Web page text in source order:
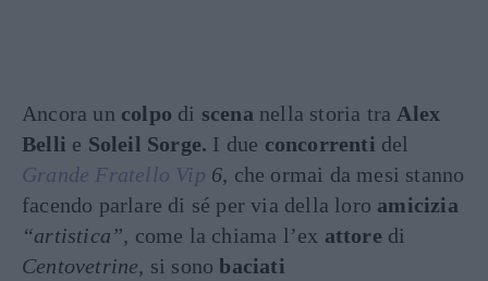
Ancora un colpo di scena nella storia tra Alex
Belli e Soleil Sorge. I due concorrenti del
Grande Fratello Vip 6, che ormai da mesi stanno
facendo parlare di sé per via della loro amicizia
“artistica”, come la chiama l’ex attore di
Centovetrine, si sonobaciati